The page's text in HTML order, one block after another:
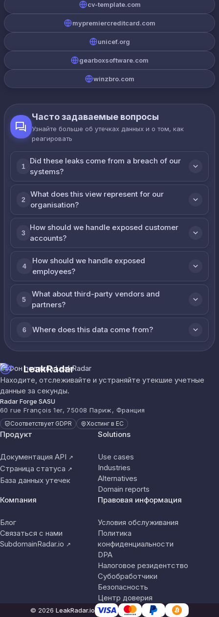
cv-template.com
mypremiercreditcard.com
unicef.org
gearboxsoftware.com
winzbro.com
Часто задаваемые вопросы
Узнайте больше об утечках данных и о том, как
реагировать
1
Did these leaks come from a breach of our
systems?
2
What does this view represent for our
organisation?
3
How should we handle exposed customer
accounts?
4
How should we handle exposed
employees?
5
What about third-party vendors and
partners?
6 Where does this data come from?
LeakRadar
Находите, отслеживайте и устраняйте утекшие учетные
данные за секунды.
Radar Forge SASU
60 rue François 1er, 75008 Париж, Франция
Соответствует GDPR Хостинг в ЕС
Продукт
Документация API ↗
Страница статуса ↗
База данных утечек
Solutions
Use cases
Industries
Alternatives
Domain reports
Компания
Блог
Связаться с нами
SubdomainRadar.io ↗
Правовая информация
Условия обслуживания
Политика
конфиденциальности
DPA
Налоговое резидентство
Субобработчики
Безопасность
Центр доверия
© 2026 LeakRadar.io